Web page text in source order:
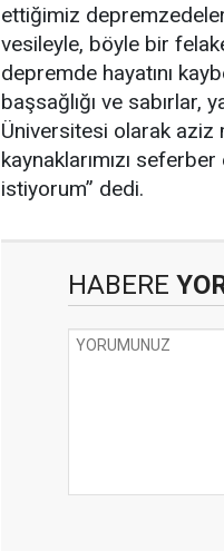
ettiğimiz
vesileyle, böyle bir
depremde hayatını
başsağlığı ve sabırlar,
Üniversitesi olarak aziz
kaynaklarımızı
istiyorum” dedi.
HABERE